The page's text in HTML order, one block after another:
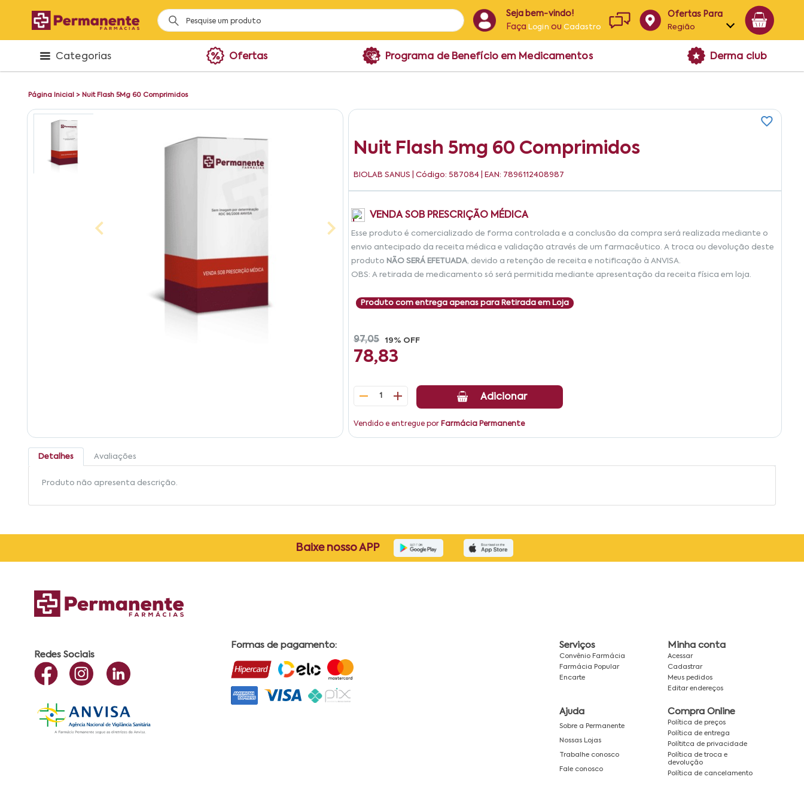
Seja bem-vindo!
Faça Login ouCadastro
Ofertas Para
Região
Alagoas
Categorias Ofertas Programa de Benefício em Medicamentos Derma club
Página Inicial > Nuit Flash 5Mg 60 Comprimidos
Nuit Flash 5mg 60 Comprimidos
BIOLAB SANUS | Código: 587084 | EAN: 7896112408987
VENDA SOB PRESCRIÇÃO MÉDICA
Esse produto é comercializado de forma controlada e a conclusão da compra será realizada mediante o
envio antecipado da receita médica e validação através de um farmacêutico. A troca ou devolução deste
produto NÃO SERÁ EFETUADA, devido a retenção de receita e notificação à ANVISA.
OBS: A retirada de medicamento só será permitida mediante apresentação da receita física em loja.
Produto com entrega apenas para Retirada em Loja
97,05 19% OFF
78,83
1 Adicionar
Vendido e entregue por Farmácia Permanente
Detalhes Avaliações
Produto não apresenta descrição.
Baixe nosso APP
Redes Sociais
Formas de pagamento: Serviços
Convênio Farmácia
Farmácia Popular
Encarte
Minha conta
Acessar
Cadastrar
Meus pedidos
Editar endereços
Ajuda
Sobre a Permanente
Nossas Lojas
Trabalhe conosco
Fale conosco
Compra Online
Política de preços
Política de entrega
Polítitca de privacidade
Política de troca e
devolução
Política de cancelamento